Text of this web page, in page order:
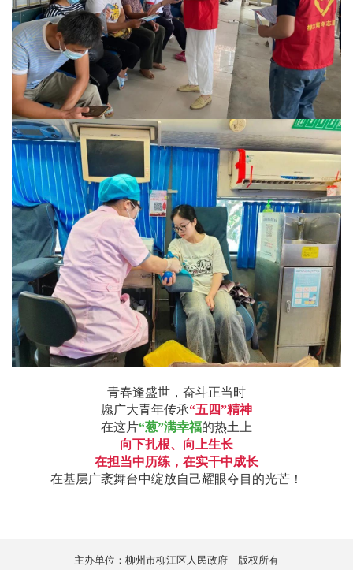
青春逢盛世，奋斗正当时
愿广大青年传承“五四”精神
在这片“葱”满幸福的热土上
向下扎根、向上生长
在担当中历练，在实干中成长
在基层广袤舞台中绽放自己耀眼夺目的光芒！
主办单位：柳州市柳江区人民政府 版权所有